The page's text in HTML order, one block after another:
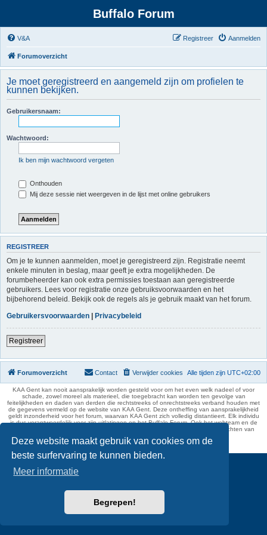
Deze website maakt gebruik van cookies om de
beste surfervaring te kunnen bieden.
Meer informatie
Begrepen!
Buffalo Forum
V&A Aanmelden
Registreer
Forumoverzicht
Je moet geregistreerd en aangemeld zijn om profielen te
kunnen bekijken.
Gebruikersnaam:
Wachtwoord:
Ik ben mijn wachtwoord vergeten
Onthouden
Mij deze sessie niet weergeven in de lijst met online gebruikers
REGISTREER
Om je te kunnen aanmelden, moet je geregistreerd zijn. Registratie neemt
enkele minuten in beslag, maar geeft je extra mogelijkheden. De
forumbeheerder kan ook extra permissies toestaan aan geregistreerde
gebruikers. Lees voor registratie onze gebruiksvoorwaarden en het
bijbehorend beleid. Bekijk ook de regels als je gebruik maakt van het forum.
Gebruikersvoorwaarden | Privacybeleid
Registreer
Forumoverzicht Alle tijden zijn UTC+02:00
Verwijder cookies
Contact
KAA Gent kan nooit aansprakelijk worden gesteld voor om het even welk nadeel of voor
schade, zowel moreel als materieel, die toegebracht kan worden ten gevolge van
feitelijkheden en daden van derden die rechtstreeks of onrechtstreeks verband houden met
de gegevens vermeld op de website van KAA Gent. Deze ontheffing van aansprakelijkheid
geldt inzonderheid voor het forum, waarvan KAA Gent zich volledig distantieert. Elk individu
is dus verantwoordelijk voor zijn uitlatingen op het Buffalo Forum. Ook het webteam en de
moderators kunnen niet aansprakelijk gesteld worden voor de inhoud van berichten van
phpBB Two Factor Authentication ©paul999